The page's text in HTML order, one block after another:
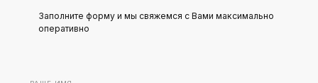
Заполните форму и мы свяжемся с Вами максимально
оперативно